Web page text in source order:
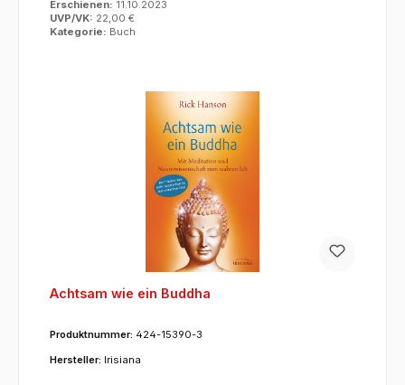
Erschienen: 11.10.2023
UVP/VK: 22,00 €
Kategorie: Buch
Achtsam wie ein Buddha
Produktnummer: 424-15390-3
Hersteller: Irisiana